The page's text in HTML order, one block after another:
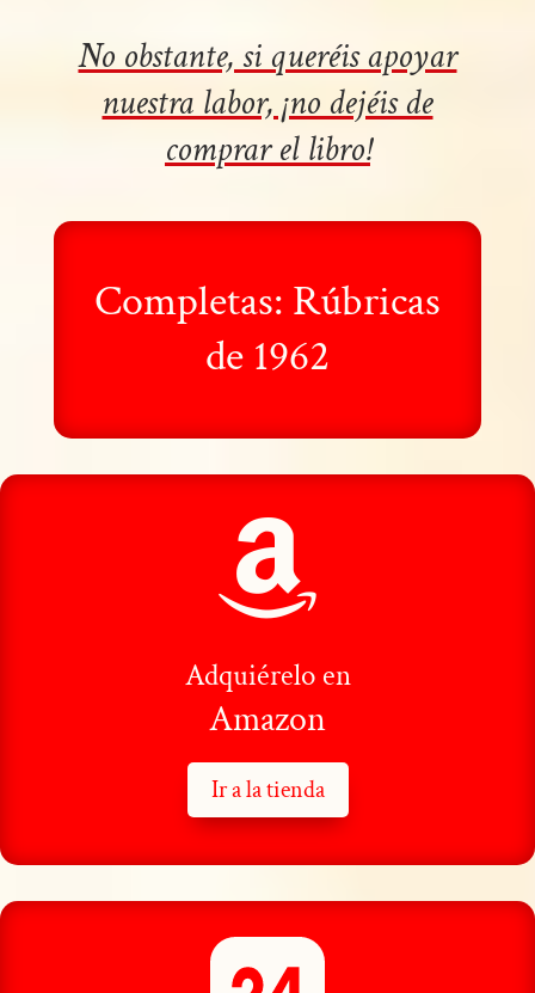
No obstante, si queréis apoyar
nuestra labor, ¡no dejéis de
comprar el libro!
Completas: Rúbricas
de 1962

Adquiérelo en
Amazon
Ir a la tienda